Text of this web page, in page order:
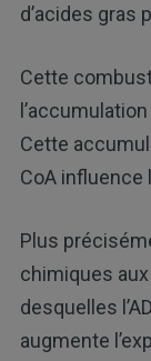
d’acides gras
Cette
Cette
CoA influence
Plus
chimiques
desquelles
augmente